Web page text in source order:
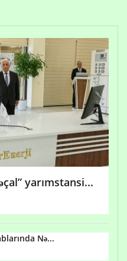
yarımstansi...
Nə...